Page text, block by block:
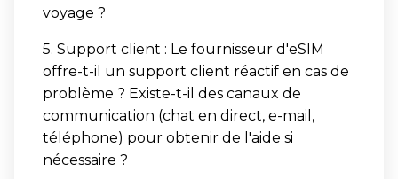
voyage ?
5. Support client : Le fournisseur d'eSIM
offre-t-il un support client réactif en cas de
problème ? Existe-t-il des canaux de
communication (chat en direct, e-mail,
téléphone) pour obtenir de l'aide si
nécessaire ?